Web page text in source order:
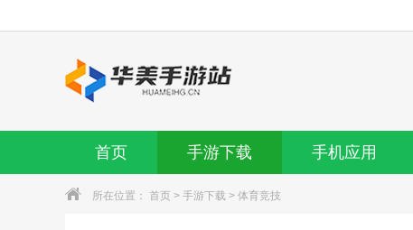
首页 手游下载 手机应用
所在位置： 首页 > 手游下载 > 体育竞技